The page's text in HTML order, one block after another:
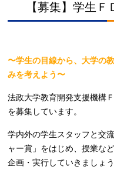
【募集】学生
〜学生の目線から、大学の
みを考えよう〜
法政大学教育開発支援機構
を募集しています。
学内外の学生スタッフと交
ャー賞」をはじめ、授業な
企画・実行していきましょう